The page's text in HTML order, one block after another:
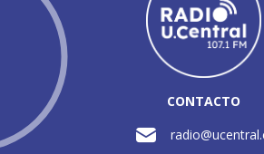
CONTACTO